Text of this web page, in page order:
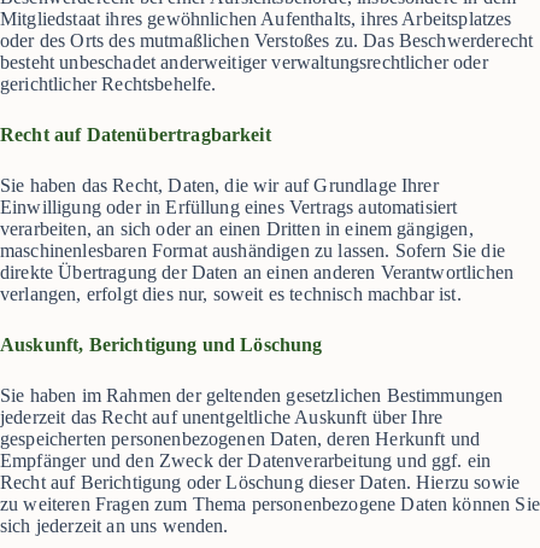
Mitgliedstaat ihres gewöhnlichen Aufenthalts, ihres Arbeitsplatzes
oder des Orts des mutmaßlichen Verstoßes zu. Das Beschwerderecht
besteht unbeschadet anderweitiger verwaltungsrechtlicher oder
gerichtlicher Rechtsbehelfe.
Recht auf Datenübertragbarkeit
Sie haben das Recht, Daten, die wir auf Grundlage Ihrer
Einwilligung oder in Erfüllung eines Vertrags automatisiert
verarbeiten, an sich oder an einen Dritten in einem gängigen,
maschinenlesbaren Format aushändigen zu lassen. Sofern Sie die
direkte Übertragung der Daten an einen anderen Verantwortlichen
verlangen, erfolgt dies nur, soweit es technisch machbar ist.
Auskunft, Berichtigung und Löschung
Sie haben im Rahmen der geltenden gesetzlichen Bestimmungen
jederzeit das Recht auf unentgeltliche Auskunft über Ihre
gespeicherten personenbezogenen Daten, deren Herkunft und
Empfänger und den Zweck der Datenverarbeitung und ggf. ein
Recht auf Berichtigung oder Löschung dieser Daten. Hierzu sowie
zu weiteren Fragen zum Thema personenbezogene Daten können Sie
sich jederzeit an uns wenden.